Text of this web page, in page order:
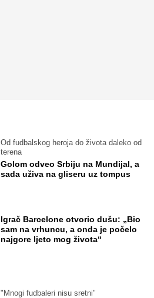
Od fudbalskog heroja do života daleko od
terena
Golom odveo Srbiju na Mundijal, a
sada uživa na gliseru uz tompus
Igrač Barcelone otvorio dušu: „Bio
sam na vrhuncu, a onda je počelo
najgore ljeto mog života“
"Mnogi fudbaleri nisu sretni"